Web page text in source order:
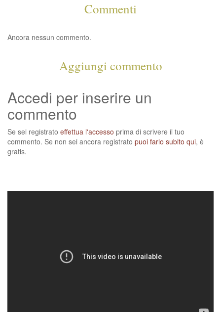
Commenti
Ancora nessun commento.
Aggiungi commento
Accedi per inserire un
commento
Se sei registrato effettua l'accesso prima di scrivere il tuo
commento. Se non sei ancora registrato puoi farlo subito qui, è
gratis.